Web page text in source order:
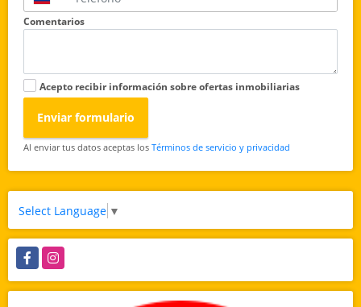
Comentarios
Acepto recibir información sobre ofertas inmobiliarias
Enviar formulario
Al enviar tus datos aceptas los Términos de servicio y privacidad
Select Language ▼
FacebookInstagram